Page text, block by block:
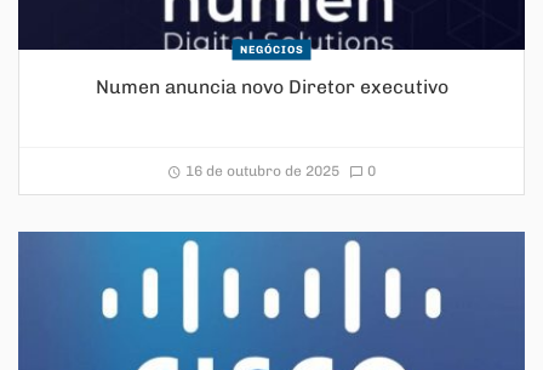
NEGÓCIOS
Numen anuncia novo Diretor executivo
16 de outubro de 2025 0